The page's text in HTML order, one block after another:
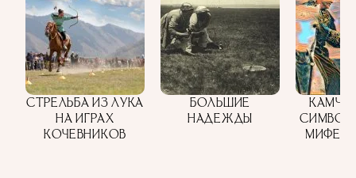
СТРЕЛЬБА ИЗ ЛУКА
НА ИГРАХ
КОЧЕВНИКОВ
БОЛЬШИЕ
НАДЕЖДЫ
СИМВОЛ
МИФЕ